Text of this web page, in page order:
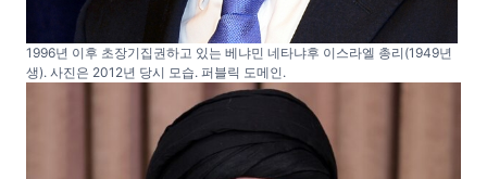
1996년 이후 초장기집권하고 있는 베냐민 네타냐후 이스라엘 총리(1949년
생). 사진은 2012년 당시 모습. 퍼블릭 도메인.